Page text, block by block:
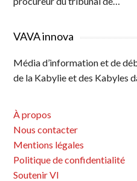
VAVA innova
Média d’information et de
de la Kabylie et des Kabyles
À propos
Nous contacter
Mentions légales
Politique de confidentialité
Soutenir VI